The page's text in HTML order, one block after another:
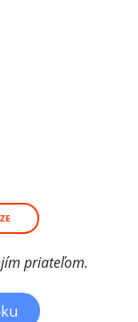
priateľom.